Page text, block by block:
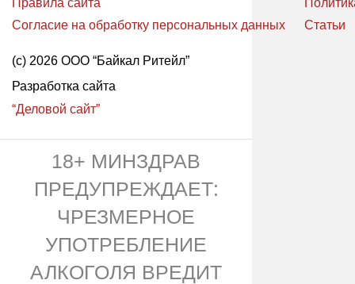
Согласие на обработку персональных данных
Статьи
(с) 2026 ООО “Байкал Ритейл”
Разработка сайта
“Деловой сайт”
18+ МИНЗДРАВ
ПРЕДУПРЕЖДАЕТ:
ЧРЕЗМЕРНОЕ
УПОТРЕБЛЕНИЕ
АЛКОГОЛЯ ВРЕДИТ